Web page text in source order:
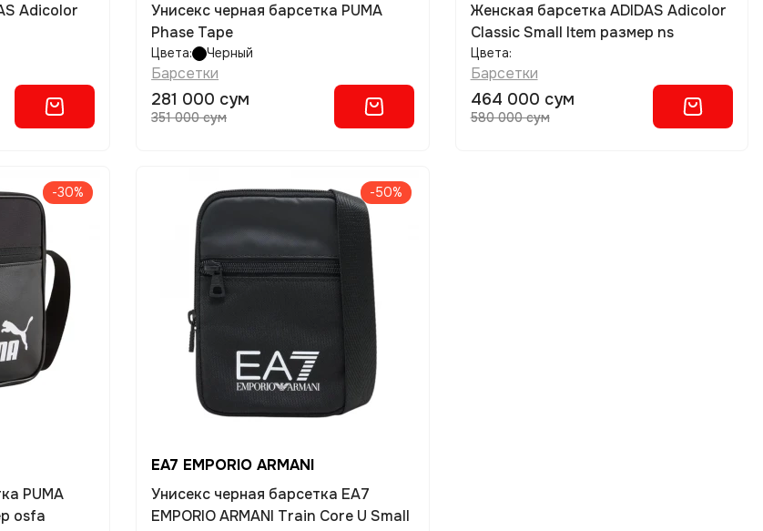
Adicolor
Унисекс черная барсетка PUMA
Phase Tape
Цвета: Черный
Барсетки
281 000 сум
351 000 сум
Женская барсетка ADIDAS Adicolor
Classic Small Item размер ns
Цвета:
Барсетки
464 000 сум
580 000 сум
-30%
PUMA
osfa
-50%
EA7 EMPORIO ARMANI
Унисекс черная барсетка EA7
EMPORIO ARMANI Train Core U Small